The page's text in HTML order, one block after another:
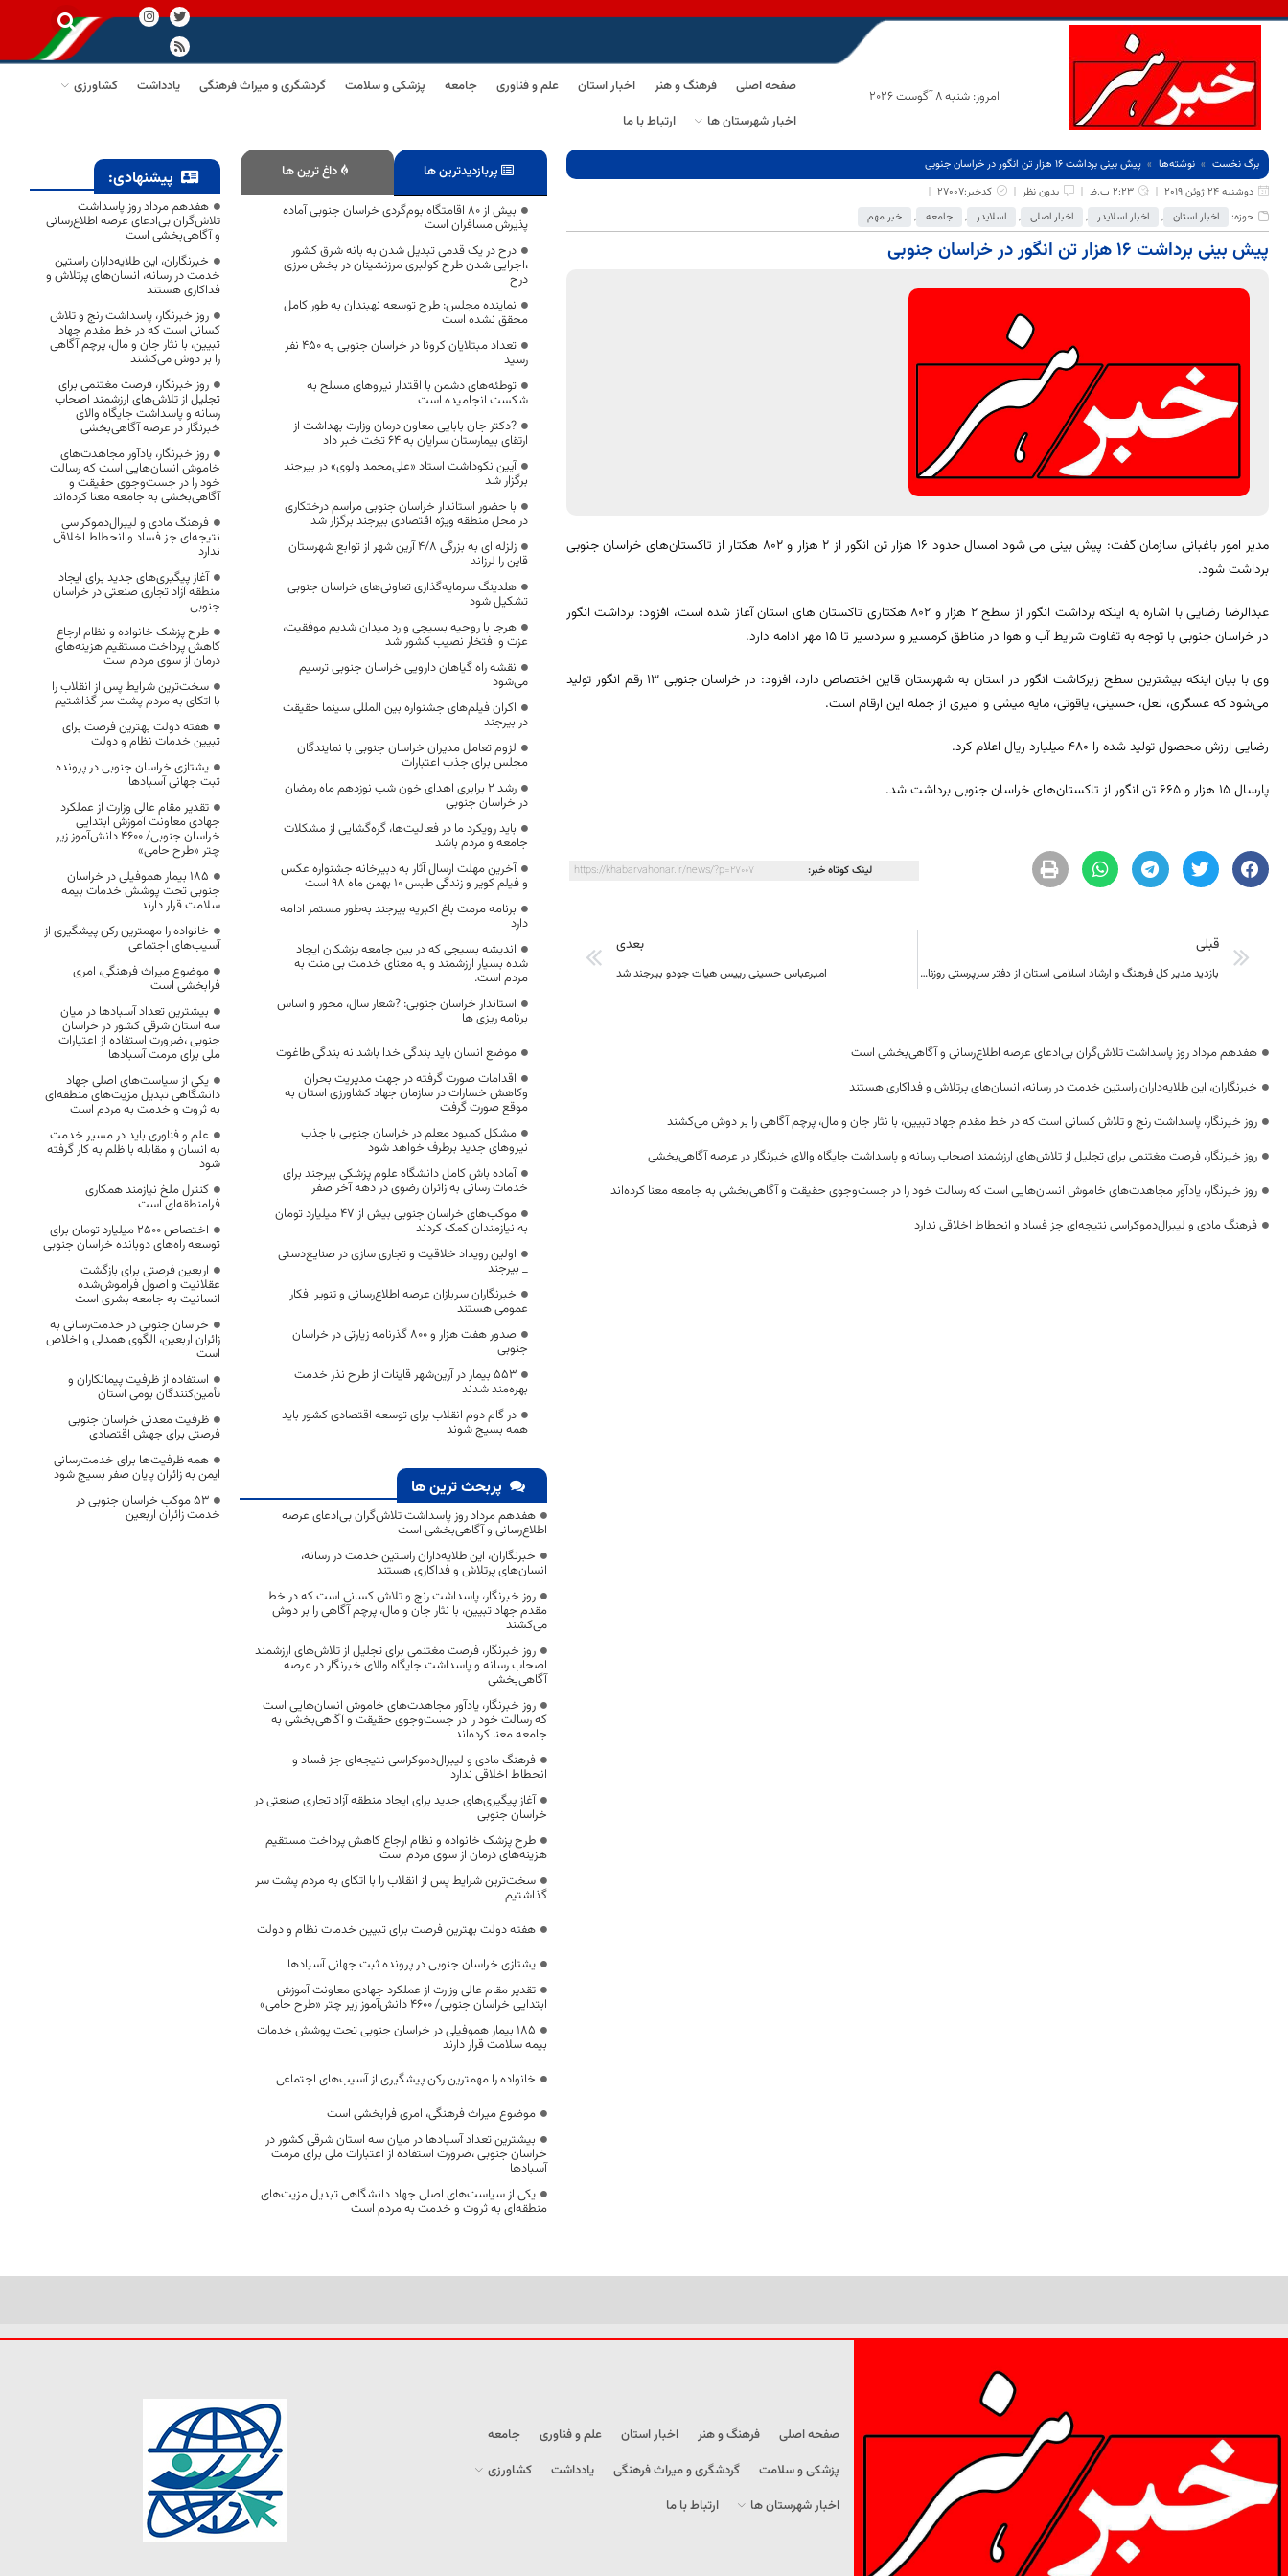
امروز: شنبه 8 آگوست 2026
صفحه اصلی فرهنگ و هنر اخبار استان علم و فناوری جامعه پزشکی و سلامت گردشگری و میراث فرهنگی یادداشت
کشاورزی
اخبار شهرستان ها
ارتباط با ما
برگ نخست نوشته‌ها
پیش بینی برداشت 16 هزار تن انگور در خراسان جنوبی
دوشنبه 24 ژوئن 2019
2:23 ب.ظ بدون نظر
کدخبر:27007
حوزه:
اخبار استان , اخبار اسلایدر , اخبار اصلی , اسلایدر , جامعه , خبر مهم
پیش بینی برداشت 16 هزار تن انگور در خراسان جنوبی
مدیر امور باغبانی سازمان گفت: پیش بینی می شود امسال حدود 16 هزار تن انگور از ۲ هزار و ۸۰۲ هکتار از تاکستان‌های خراسان جنوبی
برداشت شود.
عبدالرضا رضایی با اشاره به اینکه برداشت انگور از سطح ۲ هزار و ۸۰۲ هکتاری تاکستان های استان آغاز شده است، افزود: برداشت انگور
در خراسان جنوبی با توجه به تفاوت شرایط آب و هوا در مناطق گرمسیر و سردسیر تا ۱۵ مهر ادامه دارد.
وی با بیان اینکه بیشترین سطح زیرکاشت انگور در استان به شهرستان قاین اختصاص دارد، افزود: در خراسان جنوبی ۱۳ رقم انگور تولید
می‌شود که عسگری، لعل، حسینی، یاقوتی، مایه میشی و امیری از جمله این ارقام است.
رضایی ارزش محصول تولید شده را ۴۸۰ میلیارد ریال اعلام کرد.
پارسال ۱۵ هزار و ۶۶۵ تن انگور از تاکستان‌های خراسان جنوبی برداشت شد.
لینک کوتاه خبر: https://khabarvahonar.ir/news/?p=27007
قبلی
بازدید مدیر کل فرهنگ و ارشاد اسلامی استان از دفتر سرپرستی روزنامه خراسان جنوبی
بعدی
امیرعباس حسینی رییس هیات جودو بیرجند شد
هفدهم مرداد روز پاسداشت تلاش‌گران بی‌ادعای عرصه اطلاع‌رسانی و آگاهی‌بخشی است
خبرنگاران، این طلایه‌داران راستین خدمت در رسانه، انسان‌های پرتلاش و فداکاری هستند
روز خبرنگار، پاسداشت رنج و تلاش کسانی است که در خط مقدم جهاد تبیین، با نثار جان و مال، پرچم آگاهی را بر دوش می‌کشند
روز خبرنگار، فرصت مغتنمی برای تجلیل از تلاش‌های ارزشمند اصحاب رسانه و پاسداشت جایگاه والای خبرنگار در عرصه آگاهی‌بخشی
روز خبرنگار، یادآور مجاهدت‌های خاموش انسان‌هایی است که رسالت خود را در جست‌وجوی حقیقت و آگاهی‌بخشی به جامعه معنا کرده‌اند
فرهنگ مادی و لیبرال‌دموکراسی نتیجه‌ای جز فساد و انحطاط اخلاقی ندارد
پربازدیدترین ها داغ ترین ها
بیش از ۸۰ اقامتگاه بوم‌گردی خراسان جنوبی آماده
پذیرش مسافران است
درح در یک قدمی تبدیل شدن به بانه شرق کشور
،اجرایی شدن طرح کولبری مرزنشینان در بخش مرزی
درح
نماینده مجلس: طرح توسعه نهبندان به طور کامل
محقق نشده است
تعداد مبتلایان کرونا در خراسان جنوبی به 450 نفر
رسید
توطئه‌های دشمن با اقتدار نیروهای مسلح به
شکست انجامیده است
?دکتر جان بابایی معاون درمان وزارت بهداشت از
ارتقای بیمارستان سرایان به ۶۴ تخت خبر داد
آیین نکوداشت استاد «علی‌محمد ولوی» در بیرجند
برگزار شد
با حضور استاندار خراسان جنوبی مراسم درختکاری
در محل منطقه ویژه اقتصادی بیرجند برگزار شد
زلزله ای به بزرگی 4/8 آرین شهر از توابع شهرستان
قاین را لرزاند
هلدینگ سرمایه‌گذاری تعاونی‌های خراسان جنوبی
تشکیل شود
هرجا با روحیه بسیجی وارد میدان شدیم موفقیت،
عزت و افتخار نصیب کشور شد
نقشه راه گیاهان دارویی خراسان جنوبی ترسیم
می‌شود
اکران فیلم‌های جشنواره بین المللی سینما حقیقت
در بیرجند
لزوم تعامل مدیران خراسان جنوبی با نمایندگان
مجلس برای جذب اعتبارات
رشد ۲ برابری اهدای خون شب نوزدهم ماه رمضان
در خراسان جنوبی
باید رویکرد ما در فعالیت‌ها، گره‌‌گشایی از مشکلات
جامعه و مردم باشد
آخرین مهلت ارسال آثار به دبیرخانه جشنواره عکس
و فیلم کویر و زندگی طبس 10 بهمن ماه 98 است
برنامه مرمت باغ اکبریه بیرجند به‌طور مستمر ادامه
دارد
اندیشه بسیجی که در بین جامعه پزشکان ایجاد
شده بسیار ارزشمند و به معنای خدمت بی منت به
مردم است.
استاندار خراسان جنوبی: ?شعار سال، محور و اساس
برنامه ریزی ها
موضع انسان باید بندگی خدا باشد نه بندگی طاغوت
اقدامات صورت گرفته در جهت مدیریت بحران
وکاهش خسارات در سازمان جهاد کشاورزی استان به
موقع صورت گرفت
مشکل کمبود معلم در خراسان جنوبی با جذب
نیروهای جدید برطرف خواهد شود
آماده باش کامل دانشگاه علوم پزشکی بیرجند برای
خدمات رسانی به زائران رضوی در دهه آخر صفر
موکب‌های خراسان جنوبی بیش از ۴۷ میلیارد تومان
به نیازمندان کمک کردند
اولین رویداد خلاقیت و تجاری ‌سازی در صنایع‌دستی
_ بیرجند
خبرنگاران سربازان عرصه اطلاع‌رسانی و تنویر افکار
عمومی هستند
صدور هفت هزار و ۸۰۰ گذرنامه زیارتی در خراسان
جنوبی
۵۵۳ بیمار در آرین‌شهر قاینات از طرح نذر خدمت
بهره‌مند شدند
در گام دوم انقلاب برای توسعه اقتصادی کشور باید
همه بسیج شوند
پربحث ترین ها
هفدهم مرداد روز پاسداشت تلاش‌گران بی‌ادعای عرصه
اطلاع‌رسانی و آگاهی‌بخشی است
خبرنگاران، این طلایه‌داران راستین خدمت در رسانه،
انسان‌های پرتلاش و فداکاری هستند
روز خبرنگار، پاسداشت رنج و تلاش کسانی است که در خط
مقدم جهاد تبیین، با نثار جان و مال، پرچم آگاهی را بر دوش
می‌کشند
روز خبرنگار، فرصت مغتنمی برای تجلیل از تلاش‌های ارزشمند
اصحاب رسانه و پاسداشت جایگاه والای خبرنگار در عرصه
آگاهی‌بخشی
روز خبرنگار، یادآور مجاهدت‌های خاموش انسان‌هایی است
که رسالت خود را در جست‌وجوی حقیقت و آگاهی‌بخشی به
جامعه معنا کرده‌اند
فرهنگ مادی و لیبرال‌دموکراسی نتیجه‌ای جز فساد و
انحطاط اخلاقی ندارد
آغاز پیگیری‌های جدید برای ایجاد منطقه آزاد تجاری صنعتی در
خراسان جنوبی
طرح پزشک خانواده و نظام ارجاع کاهش پرداخت مستقیم
هزینه‌های درمان از سوی مردم است
سخت‌ترین شرایط پس از انقلاب را با اتکای به مردم پشت سر
گذاشتیم
هفته دولت بهترین فرصت برای تبیین خدمات نظام و دولت
یشتازی خراسان جنوبی در پرونده ثبت جهانی آسبادها
تقدیر مقام عالی وزارت از عملکرد جهادی معاونت آموزش
ابتدایی خراسان جنوبی/ ۴۶۰۰ دانش‌آموز زیر چتر «طرح حامی»
۱۸۵ بیمار هموفیلی در خراسان جنوبی تحت پوشش خدمات
بیمه سلامت قرار دارند
خانواده را مهمترین رکن پیشگیری از آسیب‌های اجتماعی
موضوع میراث فرهنگی، امری فرابخشی است
بیشترین تعداد آسبادها در میان سه استان شرقی کشور در
خراسان جنوبی ،ضرورت استفاده از اعتبارات ملی برای مرمت
آسبادها
یکی از سیاست‌های اصلی جهاد دانشگاهی تبدیل مزیت‌های
منطقه‌ای به ثروت و خدمت به مردم است
پیشنهادی:
هفدهم مرداد روز پاسداشت
تلاش‌گران بی‌ادعای عرصه اطلاع‌رسانی
و آگاهی‌بخشی است
خبرنگاران، این طلایه‌داران راستین
خدمت در رسانه، انسان‌های پرتلاش و
فداکاری هستند
روز خبرنگار، پاسداشت رنج و تلاش
کسانی است که در خط مقدم جهاد
تبیین، با نثار جان و مال، پرچم آگاهی
را بر دوش می‌کشند
روز خبرنگار، فرصت مغتنمی برای
تجلیل از تلاش‌های ارزشمند اصحاب
رسانه و پاسداشت جایگاه والای
خبرنگار در عرصه آگاهی‌بخشی
روز خبرنگار، یادآور مجاهدت‌های
خاموش انسان‌هایی است که رسالت
خود را در جست‌وجوی حقیقت و
آگاهی‌بخشی به جامعه معنا کرده‌اند
فرهنگ مادی و لیبرال‌دموکراسی
نتیجه‌ای جز فساد و انحطاط اخلاقی
ندارد
آغاز پیگیری‌های جدید برای ایجاد
منطقه آزاد تجاری صنعتی در خراسان
جنوبی
طرح پزشک خانواده و نظام ارجاع
کاهش پرداخت مستقیم هزینه‌های
درمان از سوی مردم است
سخت‌ترین شرایط پس از انقلاب را
با اتکای به مردم پشت سر گذاشتیم
هفته دولت بهترین فرصت برای
تبیین خدمات نظام و دولت
یشتازی خراسان جنوبی در پرونده
ثبت جهانی آسبادها
تقدیر مقام عالی وزارت از عملکرد
جهادی معاونت آموزش ابتدایی
خراسان جنوبی/ ۴۶۰۰ دانش‌آموز زیر
چتر «طرح حامی»
۱۸۵ بیمار هموفیلی در خراسان
جنوبی تحت پوشش خدمات بیمه
سلامت قرار دارند
خانواده را مهمترین رکن پیشگیری از
آسیب‌های اجتماعی
موضوع میراث فرهنگی، امری
فرابخشی است
بیشترین تعداد آسبادها در میان
سه استان شرقی کشور در خراسان
جنوبی ،ضرورت استفاده از اعتبارات
ملی برای مرمت آسبادها
یکی از سیاست‌های اصلی جهاد
دانشگاهی تبدیل مزیت‌های منطقه‌ای
به ثروت و خدمت به مردم است
علم و فناوری باید در مسیر خدمت
به انسان و مقابله با ظلم به کار گرفته
شود
کنترل ملخ نیازمند همکاری
فرامنطقه‌ای است
اختصاص 2500 میلیارد تومان برای
توسعه راه‌های دوبانده خراسان جنوبی
اربعین فرصتی برای بازگشت
عقلانیت و اصول فراموش‌شده
انسانیت به جامعه بشری است
خراسان جنوبی در خدمت‌رسانی به
زائران اربعین، الگوی همدلی و اخلاص
است
استفاده از ظرفیت پیمانکاران و
تأمین‌کنندگان بومی استان
ظرفیت معدنی خراسان جنوبی
فرصتی برای جهش اقتصادی
همه ظرفیت‌ها برای خدمت‌رسانی
ایمن به زائران پایان صفر بسیج شود
53 موکب خراسان جنوبی در
خدمت زائران اربعین
صفحه اصلی فرهنگ و هنر اخبار استان علم و فناوری
جامعه
پزشکی و سلامت
گردشگری و میراث فرهنگی یادداشت
کشاورزی
اخبار شهرستان ها
ارتباط با ما